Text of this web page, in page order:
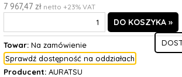
7 967,47 zł netto +23% VAT
Towar:Na zamówienie
Sprawdź dostępność na oddziałach
Producent:AURATSU